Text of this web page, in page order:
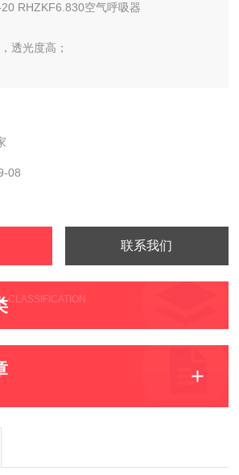
RHZKF6.830空气呼吸器
透光度高；
、系带、系环密封、呼气阀、吸气阀是否
、油及有害物质污染，镜片要擦拭干净。
正常指示压力。
08
联系我们
CLASSIFICATION